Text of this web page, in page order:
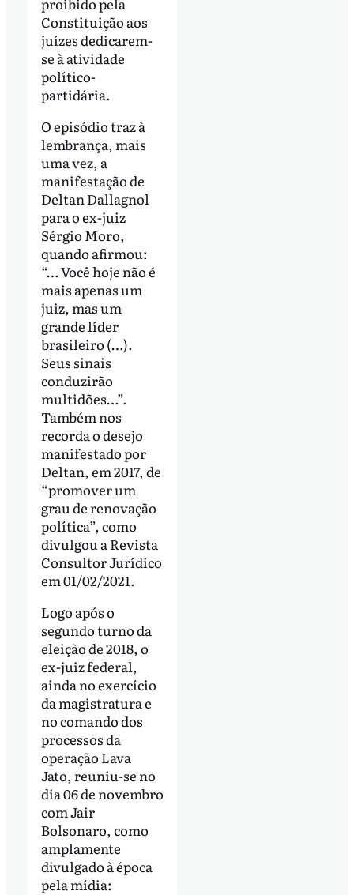
Constituição aos
juízes dedicarem-
se à atividade
político-
partidária.
O episódio traz à
lembrança, mais
uma vez, a
manifestação de
Deltan Dallagnol
para o ex-juiz
Sérgio Moro,
quando afirmou:
“… Você hoje não é
mais apenas um
juiz, mas um
grande líder
brasileiro (…).
Seus sinais
conduzirão
multidões…”.
Também nos
recorda o desejo
manifestado por
Deltan, em 2017, de
“promover um
grau de renovação
política”, como
divulgou a Revista
Consultor Jurídico
em 01/02/2021.
Logo após o
segundo turno da
eleição de 2018, o
ex-juiz federal,
ainda no exercício
da magistratura e
no comando dos
processos da
operação Lava
Jato, reuniu-se no
dia 06 de novembro
com Jair
Bolsonaro, como
amplamente
divulgado à época
pela mídia: